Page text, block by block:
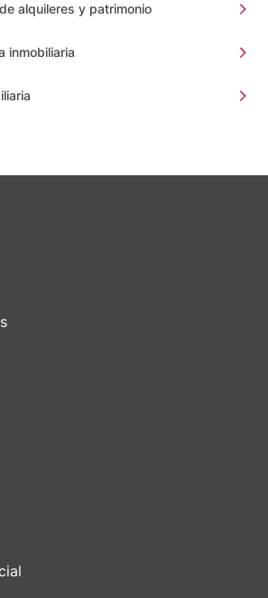
alquileres y patrimonio
inmobiliaria